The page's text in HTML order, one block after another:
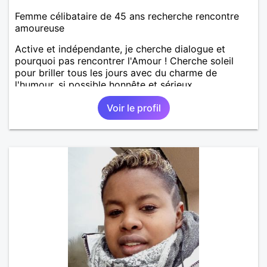
Femme célibataire de 45 ans recherche rencontre
amoureuse
Active et indépendante, je cherche dialogue et
pourquoi pas rencontrer l'Amour ! Cherche soleil
pour briller tous les jours avec du charme de
l'humour, si possible honnête et sérieux.
Voir le profil